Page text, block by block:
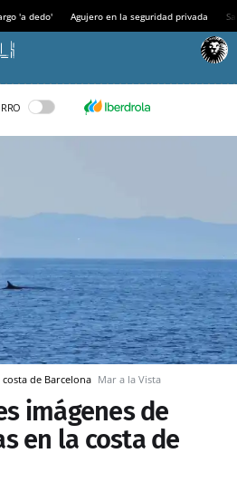
'a dedo' Agujero en la seguridad privada
de Barcelona Mar a la Vista
imágenes de
en la costa de